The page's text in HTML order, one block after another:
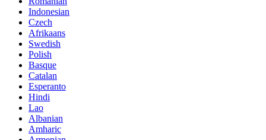
Indonesian
Czech
Afrikaans
Swedish
Polish
Basque
Catalan
Esperanto
Hindi
Lao
Albanian
Amharic